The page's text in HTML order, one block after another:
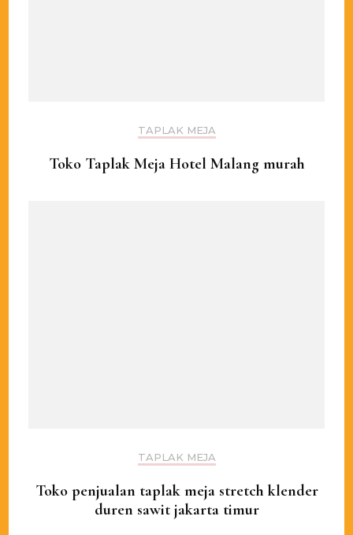
TAPLAK MEJA
Toko Taplak Meja Hotel Malang murah
TAPLAK MEJA
Toko penjualan taplak meja stretch klender
duren sawit jakarta timur